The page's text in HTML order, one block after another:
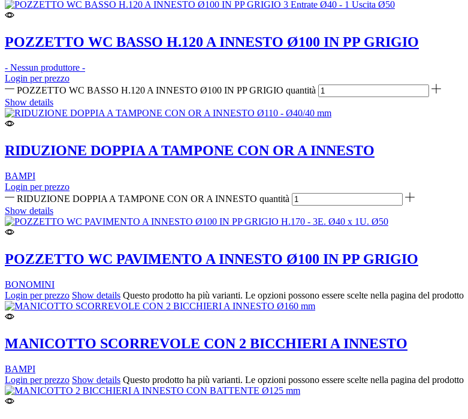
POZZETTO WC BASSO H.120 A INNESTO Ø100 IN PP GRIGIO
- Nessun produttore -
Login per prezzo
POZZETTO WC BASSO H.120 A INNESTO Ø100 IN PP GRIGIO quantità
Show details
RIDUZIONE DOPPIA A TAMPONE CON OR A INNESTO
BAMPI
Login per prezzo
RIDUZIONE DOPPIA A TAMPONE CON OR A INNESTO quantità
Show details
POZZETTO WC PAVIMENTO A INNESTO Ø100 IN PP GRIGIO
BONOMINI
Login per prezzo Show details Questo prodotto ha più varianti. Le opzioni possono essere scelte nella pagina del prodotto
MANICOTTO SCORREVOLE CON 2 BICCHIERI A INNESTO
BAMPI
Login per prezzo Show details Questo prodotto ha più varianti. Le opzioni possono essere scelte nella pagina del prodotto